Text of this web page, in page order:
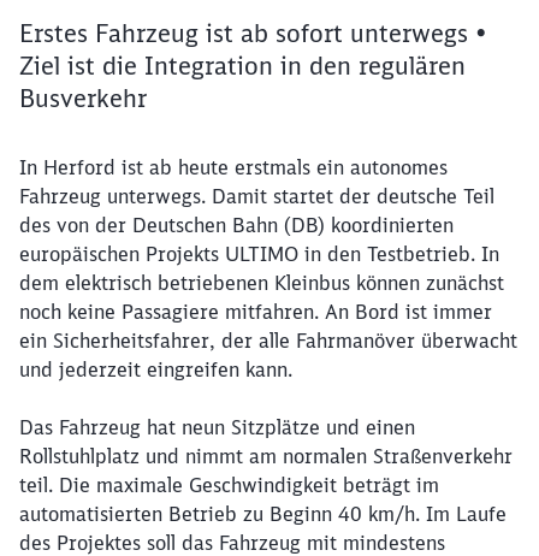
Erstes Fahrzeug ist ab sofort unterwegs •
Ziel ist die Integration in den regulären
Busverkehr
In Herford ist ab heute erstmals ein autonomes
Fahrzeug unterwegs. Damit startet der deutsche Teil
des von der Deutschen Bahn (DB) koordinierten
europäischen Projekts ULTIMO in den Testbetrieb. In
dem elektrisch betriebenen Kleinbus können zunächst
noch keine Passagiere mitfahren. An Bord ist immer
ein Sicherheitsfahrer, der alle Fahrmanöver überwacht
und jederzeit eingreifen kann.
Das Fahrzeug hat neun Sitzplätze und einen
Rollstuhlplatz und nimmt am normalen Straßenverkehr
teil. Die maximale Geschwindigkeit beträgt im
automatisierten Betrieb zu Beginn 40 km/h. Im Laufe
des Projektes soll das Fahrzeug mit mindestens